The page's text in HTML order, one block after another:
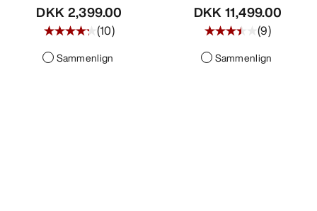
DKK 2,399.00
(10)
Sammenlign
DKK 11,499.00
(9)
Sammenlign